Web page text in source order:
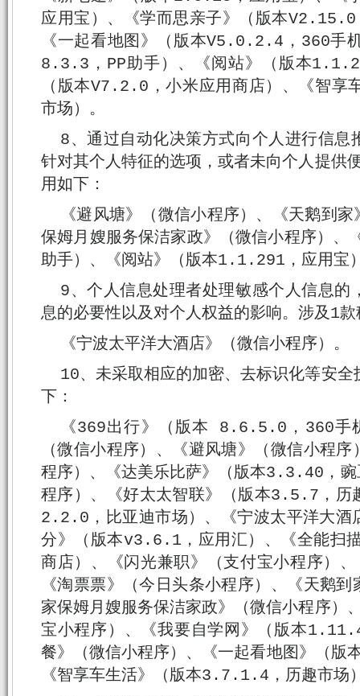
应用宝）、《学而思亲子》（版本
《一起看地图》（版本V5.0.2.4，360手
8.3.3，PP助手）、《阅站》（版本
（版本V7.2.0，小米应用商店）、《智
市场）。
8、通过自动化决策方式向个人进行信息
针对其个人特征的选项，或者未向个人提供
用如下：
《避风塘》（微信小程序）、《天鹅到
保姆月嫂服务保洁家政》（微信小程序）
助手）、《阅站》（版本1.1.291，应用宝
9、个人信息处理者处理敏感个人信息的
息的必要性以及对个人权益的影响。涉及1
《宁波太平洋大酒店》（微信小程序）。
10、未采取相应的加密、去标识化等安
下：
《369出行》（版本 8.6.5.0，360
（微信小程序）、《避风塘》（微信小程
程序）、《达美乐比萨》（版本3.3.40，豌
程序）、《好太太智联》（版本3.5.7，历
2.2.0，比亚迪市场）、《宁波太平洋大酒
分》（版本v3.6.1，应用汇）、《全能
商店）、《闪光兼职》（支付宝小程序）
《淘票票》（今日头条小程序）、《天鹅
家保姆月嫂服务保洁家政》（微信小程序）
宝小程序）、《我要自学网》（版本
餐》（微信小程序）、《一起看地图》（
《智享车生活》（版本3.7.1.4，历趣市场